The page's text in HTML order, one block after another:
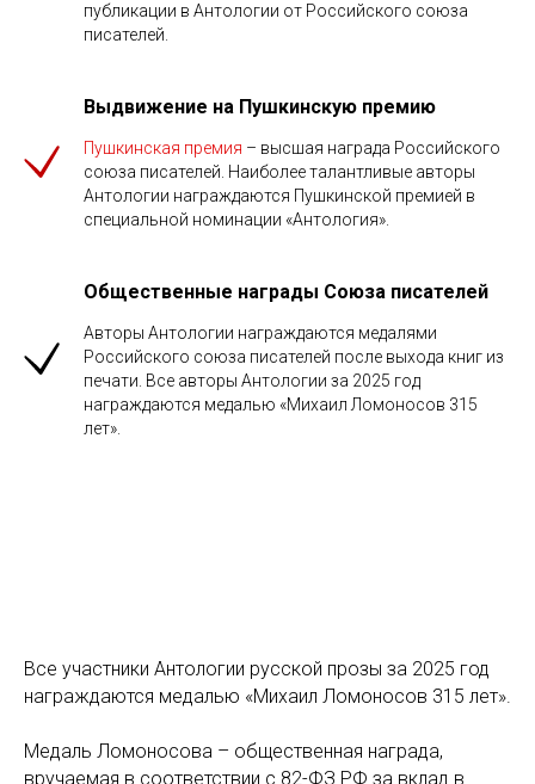
публикации в Антологии от Российского союза
писателей.
Выдвижение на Пушкинскую премию
Пушкинская премия – высшая награда Российского
союза писателей. Наиболее талантливые авторы
Антологии награждаются Пушкинской премией в
специальной номинации «Антология».
Общественные награды Союза писателей
Авторы Антологии награждаются медалями
Российского союза писателей после выхода книг из
печати. Все авторы Антологии за 2025 год
награждаются медалью «Михаил Ломоносов 315
лет».
Все участники Антологии русской прозы за 2025 год
награждаются медалью «Михаил Ломоносов 315 лет».
Медаль Ломоносова – общественная награда,
вручаемая в соответствии с 82-ФЗ РФ за вклад в